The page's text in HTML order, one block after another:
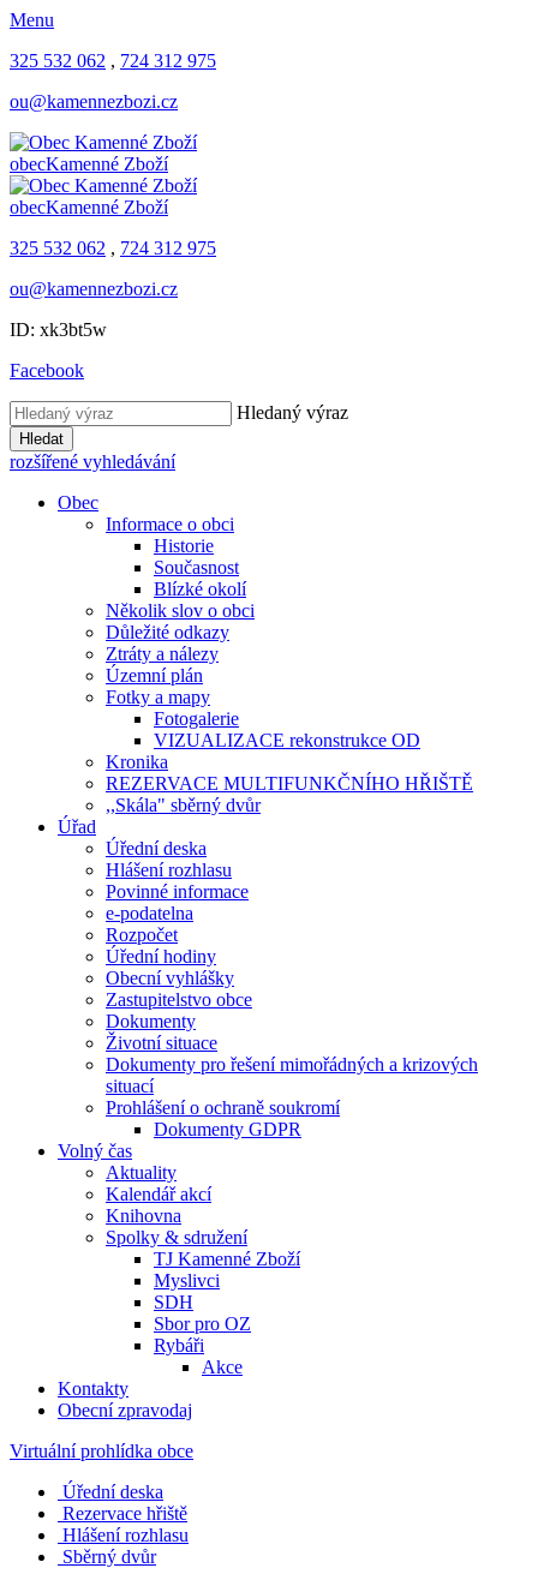
Menu
325 532 062 , 724 312 975
ou@kamennezbozi.cz
obecKamenné Zboží
obecKamenné Zboží
325 532 062 , 724 312 975
ou@kamennezbozi.cz
ID: xk3bt5w
Facebook
Hledaný výraz
Hledat
rozšířené vyhledávání
Obec
Informace o obci
Historie
Současnost
Blízké okolí
Několik slov o obci
Důležité odkazy
Ztráty a nálezy
Územní plán
Fotky a mapy
Fotogalerie
VIZUALIZACE rekonstrukce OD
Kronika
REZERVACE MULTIFUNKČNÍHO HŘIŠTĚ
,,Skála" sběrný dvůr
Úřad
Úřední deska
Hlášení rozhlasu
Povinné informace
e-podatelna
Rozpočet
Úřední hodiny
Obecní vyhlášky
Zastupitelstvo obce
Dokumenty
Životní situace
Dokumenty pro řešení mimořádných a krizových
situací
Prohlášení o ochraně soukromí
Dokumenty GDPR
Volný čas
Aktuality
Kalendář akcí
Knihovna
Spolky & sdružení
TJ Kamenné Zboží
Myslivci
SDH
Sbor pro OZ
Rybáři
Akce
Kontakty
Obecní zpravodaj
Virtuální prohlídka obce
Úřední deska
Rezervace hřiště
Hlášení rozhlasu
Sběrný dvůr